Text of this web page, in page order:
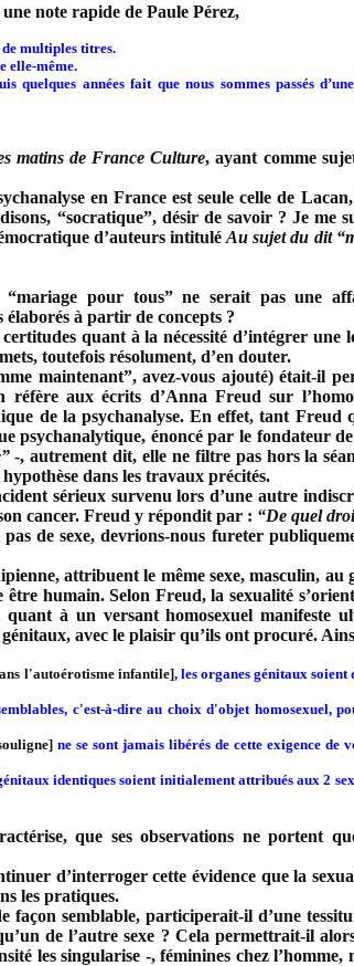
note rapide de Paule Pérez,
multiples titres.
elle-même.
quelques années fait que nous sommes passés
matins de France Culture, ayant comme
en France est seule celle de
“socratique”, désir de savoir ? Je me
d’auteurs intituléAu sujet du dit
pour tous” ne serait pas une
élaborés à partir de concepts ?
quant à la nécessité d’intégrer une
toutefois résolument, d’en douter.
maintenant”, avez-vous ajouté) était-il
réfère aux écrits d’Anna Freud sur
de la psychanalyse. En effet, tant Freud
psychanalytique, énoncé par le fondateur
-, autrement dit, elle ne filtre pas hors la
dans les travaux précités.
sérieux survenu lors d’une autre
cancer. Freud y répondit par : “De quel
de sexe, devrions-nous fureter
attribuent le même sexe, masculin, au
humain. Selon Freud, la sexualité
à un versant homosexuel manifeste
avec le plaisir qu’ils ont procuré.
l'autoérotisme infantile], les organes génitaux soient
c'est-à-dire au choix d'objet homosexuel,
ne se sont jamais libérés de cette exigence de
identiques soient initialement attribués aux 2
que ses observations ne portent
d’interroger cette évidence que la
les pratiques.
façon semblable, participerait-il d’une
de l’autre sexe ? Cela permettrait-il
les singularise -, féminines chez l’homme,